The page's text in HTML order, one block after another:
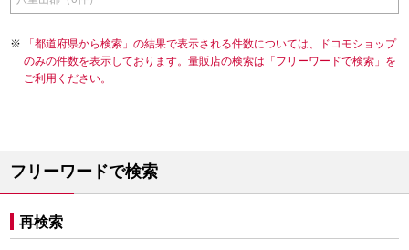
「都道府県から検索」の結果で表示される件数については、ドコモショップ
のみの件数を表示しております。量販店の検索は「フリーワードで検索」を
ご利用ください。
フリーワードで検索
再検索